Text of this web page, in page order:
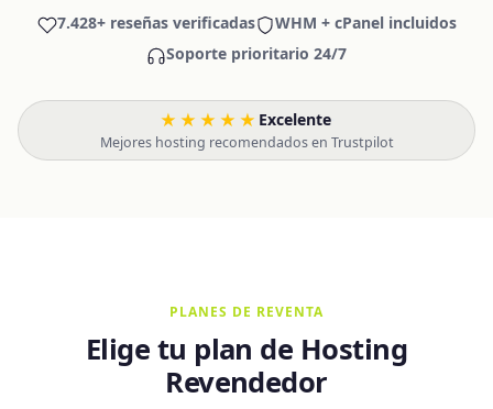
7.428+ reseñas verificadas
WHM + cPanel incluidos
Soporte prioritario 24/7
★★★★★ Excelente·
Mejores hosting recomendados en Trustpilot
PLANES DE REVENTA
Elige tu plan de Hosting
Revendedor